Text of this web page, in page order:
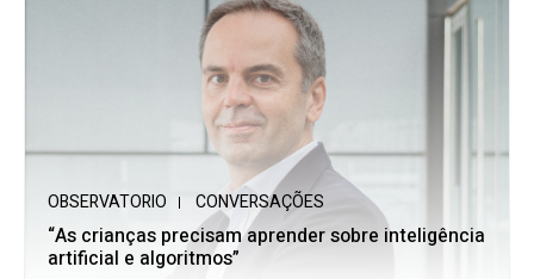
OBSERVATORIO CONVERSAÇÕES
“As crianças precisam aprender sobre inteligência
artificial e algoritmos”